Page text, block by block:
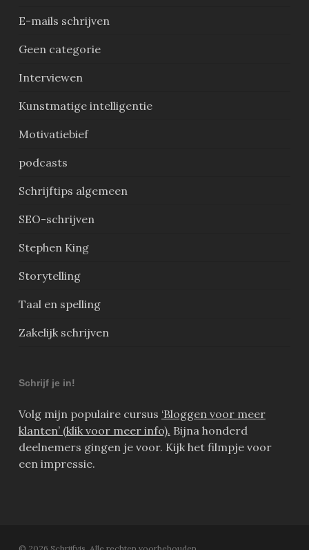
E-mails schrijven
Geen categorie
Interviewen
Kunstmatige intelligentie
Motivatiebief
podcasts
Schrijftips algemeen
SEO-schrijven
Stephen King
Storytelling
Taal en spelling
Zakelijk schrijven
Schrijf je in!
Volg mijn populaire cursus ‘Bloggen voor meer
klanten’ (klik voor meer info). Bijna honderd
deelnemers gingen je voor. Kijk het filmpje voor
een impressie.